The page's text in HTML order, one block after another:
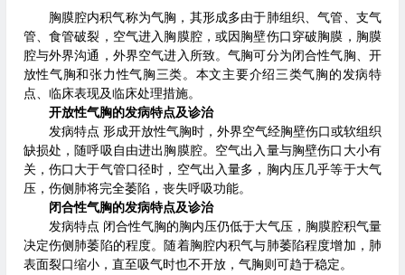
胸膜腔内积气称为气胸，其形成多由于肺组织、气管、支气
管、食管破裂，空气进入胸膜腔，或因胸壁伤口穿破胸膜，胸膜
腔与外界沟通，外界空气进入所致。气胸可分为闭合性气胸、开
放性气胸和张力性气胸三类。本文主要介绍三类气胸的发病特
点、临床表现及临床处理措施。
开放性气胸的发病特点及诊治
发病特点 形成开放性气胸时，外界空气经胸壁伤口或软组织
缺损处，随呼吸自由进出胸膜腔。空气出入量与胸壁伤口大小有
关，伤口大于气管口径时，空气出入量多，胸内压几乎等于大气
压，伤侧肺将完全萎陷，丧失呼吸功能。
闭合性气胸的发病特点及诊治
发病特点 闭合性气胸的胸内压仍低于大气压，胸膜腔积气量
决定伤侧肺萎陷的程度。随着胸腔内积气与肺萎陷程度增加，肺
表面裂口缩小，直至吸气时也不开放，气胸则可趋于稳定。